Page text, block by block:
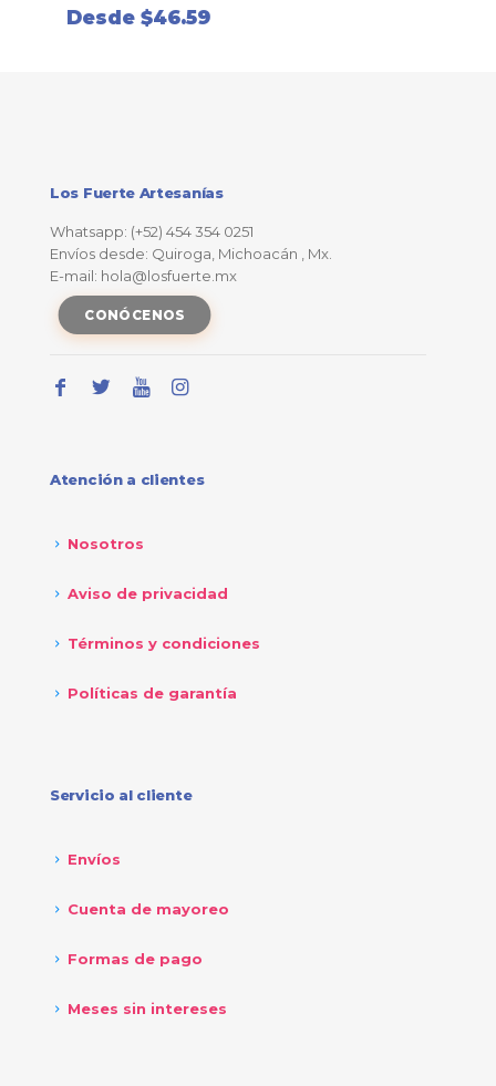
Desde $46.59
Los Fuerte Artesanías
Whatsapp: (+52) 454 354 0251
Envíos desde: Quiroga, Michoacán , Mx.
E-mail: hola@losfuerte.mx
CONÓCENOS
Atención a clientes
Nosotros
Aviso de privacidad
Términos y condiciones
Políticas de garantía
Servicio al cliente
Envíos
Cuenta de mayoreo
Formas de pago
Meses sin intereses